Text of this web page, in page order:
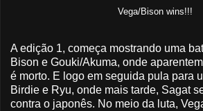
Vega/Bison wins!!!
A edição 1, começa mostrando uma
Bison e Gouki/Akuma, onde
é morto. E logo em seguida pula para
Birdie e Ryu, onde mais tarde, Sagat
contra o japonês. No meio da luta,